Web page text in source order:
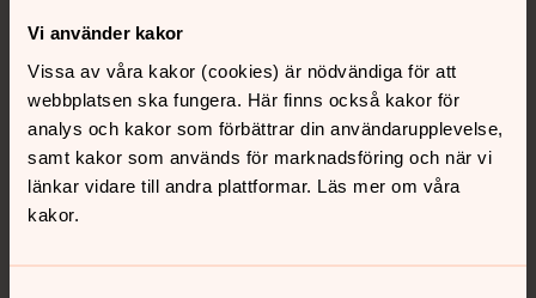
Vi använder kakor
Vissa av våra kakor (cookies) är nödvändiga för att
webbplatsen ska fungera. Här finns också kakor för
analys och kakor som förbättrar din användarupplevelse,
samt kakor som används för marknadsföring och när vi
länkar vidare till andra plattformar. Läs mer om våra
kakor.
Kontakt
Kalender
Hitta snabbt